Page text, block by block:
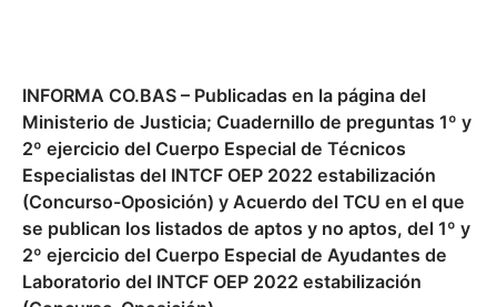
INFORMA CO.BAS – Publicadas en la página del
Ministerio de Justicia; Cuadernillo de preguntas 1º y
2º ejercicio del Cuerpo Especial de Técnicos
Especialistas del INTCF OEP 2022 estabilización
(Concurso-Oposición) y Acuerdo del TCU en el que
se publican los listados de aptos y no aptos, del 1º y
2º ejercicio del Cuerpo Especial de Ayudantes de
Laboratorio del INTCF OEP 2022 estabilización